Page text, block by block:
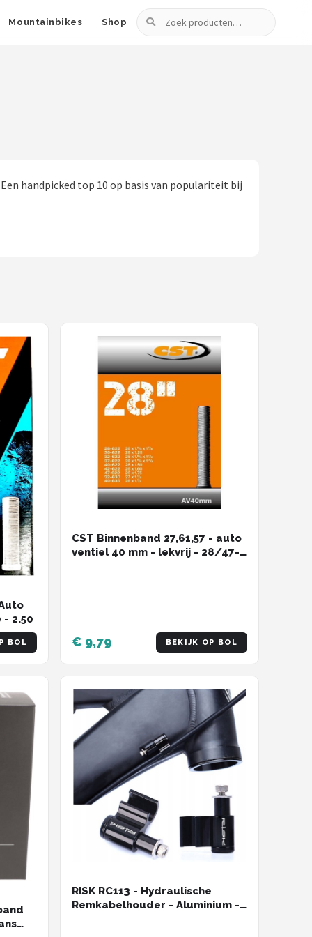
Mountainbikes Shop
Zoeken
handpicked top 10 op basis van populariteit bij
x 1.50 - 2.50
BOL
CST Binnenband 27,61,57 - auto
ventiel 40 mm - lekvrij - 28/47-
€ 9,79 BEKIJK OP BOL
RISK RC113 - Hydraulische
Remkabelhouder - Aluminium -